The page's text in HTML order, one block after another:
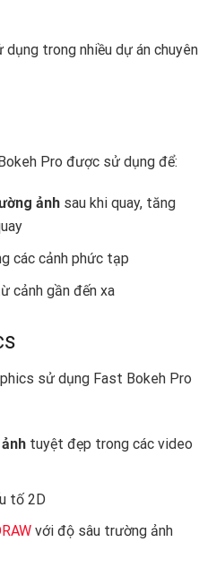
trong nhiều dự án chuyên
Pro được sử dụng để:
ảnhsau khi quay, tăng
các cảnh phức tạp
cảnh gần đến xa
sử dụng Fast Bokeh Pro
tuyệt đẹp trong các video
tố 2D
với độ sâu trường ảnh